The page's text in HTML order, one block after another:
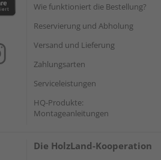
Wie funktioniert die Bestellung?
Reservierung und Abholung
Versand und Lieferung
Zahlungsarten
Serviceleistungen
HQ-Produkte:
Montageanleitungen
Die HolzLand-Kooperation